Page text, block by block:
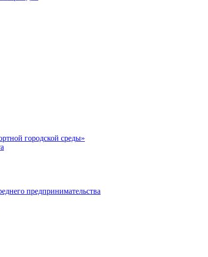
городской среды»
предпринимательства